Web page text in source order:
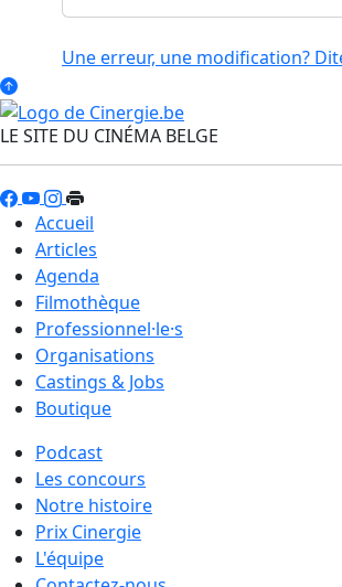
Une erreur, une modification?
LE SITE DU CINÉMA BELGE
Accueil
Articles
Agenda
Filmothèque
Professionnel·le·s
Organisations
Castings & Jobs
Boutique
Podcast
Les concours
Notre histoire
Prix Cinergie
L'équipe